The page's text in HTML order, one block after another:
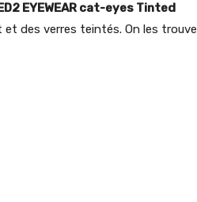
EYEWEAR cat-eyes Tinted
des verres teintés. On les trouve